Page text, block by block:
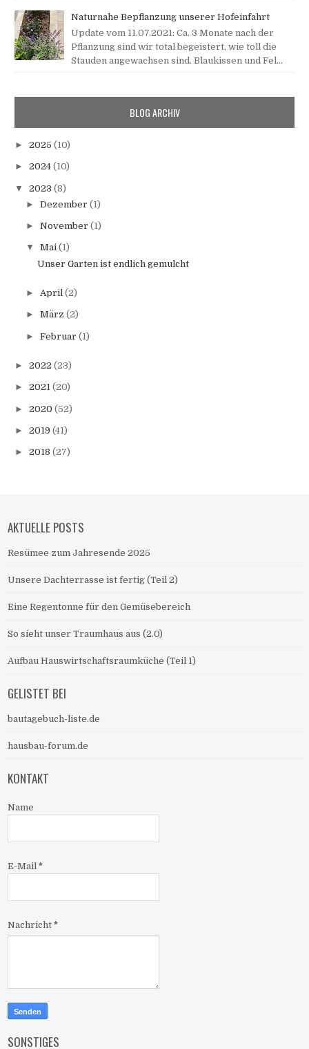
Naturnahe Bepflanzung unserer Hofeinfahrt
Update vom 11.07.2021: Ca. 3 Monate nach der
Pflanzung sind wir total begeistert, wie toll die
Stauden angewachsen sind. Blaukissen und Fel...
BLOG ARCHIV
►2025(10)
►2024(10)
▼2023(8)
► Dezember (1)
► November (1)
▼ Mai (1)
Unser Garten ist endlich gemulcht
► April (2)
► März (2)
► Februar (1)
►2022(23)
►2021(20)
►2020(52)
►2019(41)
►2018(27)
AKTUELLE POSTS
Resümee zum Jahresende 2025
Unsere Dachterrasse ist fertig (Teil 2)
Eine Regentonne für den Gemüsebereich
So sieht unser Traumhaus aus (2.0)
Aufbau Hauswirtschaftsraumküche (Teil 1)
GELISTET BEI
bautagebuch-liste.de
hausbau-forum.de
KONTAKT
Name
E-Mail*
Nachricht*
SONSTIGES